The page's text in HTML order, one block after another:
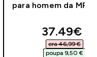
para homem da MP -
37.49€‎
era 46,99 €‎
poupa 9,50 €‎